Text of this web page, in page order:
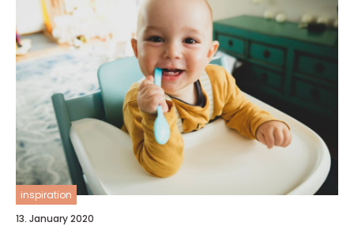
inspiration
13. January 2020